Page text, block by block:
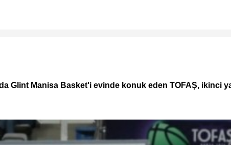
Glint Manisa Basket'i evinde konuk eden TOFAŞ, ikinci